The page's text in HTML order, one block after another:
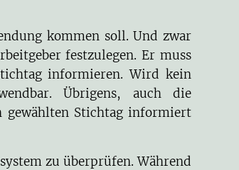
kommen soll. Und zwar
festzulegen. Er muss
informieren. Wird kein
Übrigens, auch die
gewählten Stichtag informiert
zu überprüfen. Während